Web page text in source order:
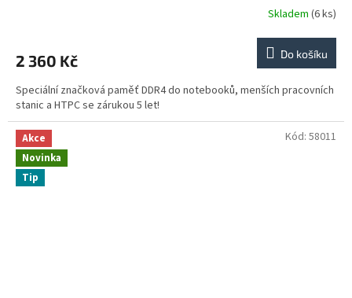
Skladem (6 ks)
2 360 Kč Do košíku
Speciální značková paměť DDR4 do notebooků, menších pracovních
stanic a HTPC se zárukou 5 let!
Akce
Novinka
Tip
Kód: 58011